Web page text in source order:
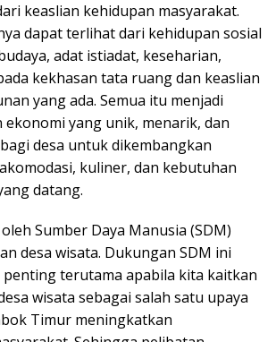
keaslian kehidupan masyarakat.
dapat terlihat dari kehidupan sosial
adat istiadat, keseharian,
kekhasan tata ruang dan keaslian
yang ada. Semua itu menjadi
yang unik, menarik, dan
desa untuk dikembangkan
kuliner, dan kebutuhan
datang.
Sumber Daya Manusia (SDM)
desa wisata. Dukungan SDM ini
terutama apabila kita kaitkan
wisata sebagai salah satu upaya
Timur meningkatkan